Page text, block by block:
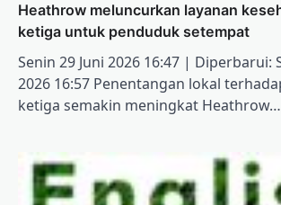
Heathrow meluncurkan layanan
ketiga untuk penduduk setempat
Senin 29 Juni 2026 16:47 | Diperbarui:
2026 16:57 Penentangan lokal
ketiga semakin meningkat Heathrow…